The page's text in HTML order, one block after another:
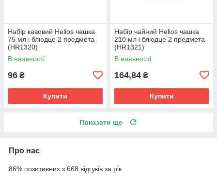
Набір кавовий Helios чашка
75 мл і блюдце 2 предмета
(HR1320)
В наявності
96 ₴
Купити
Набір чайний Helios чашка
210 мл і блюдце 2 предмета
(HR1321)
В наявності
164,84 ₴
Купити
Показати ще
Про нас
86% позитивних з 668 відгуків за рік